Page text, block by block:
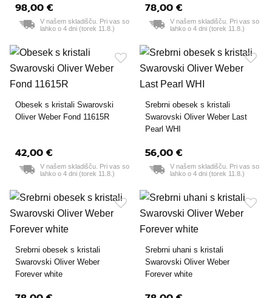
98,00 €
V našem skladišču. Pri vas so
lahko o 4 dni (torek 11.8.)
78,00 €
V našem skladišču. Pri vas so
lahko o 4 dni (torek 11.8.)
Obesek s kristali Swarovski
Oliver Weber Fond 11615R
42,00 €
V našem skladišču. Pri vas so
lahko o 4 dni (torek 11.8.)
Srebrni obesek s kristali
Swarovski Oliver Weber Last
Pearl WHI
56,00 €
V našem skladišču. Pri vas so
lahko o 4 dni (torek 11.8.)
Srebrni obesek s kristali
Swarovski Oliver Weber
Forever white
Srebrni uhani s kristali
Swarovski Oliver Weber
Forever white